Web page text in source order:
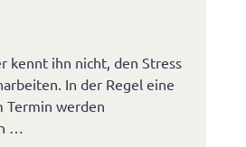
kennt ihn nicht, den Stress
In der Regel eine
Termin werden
…